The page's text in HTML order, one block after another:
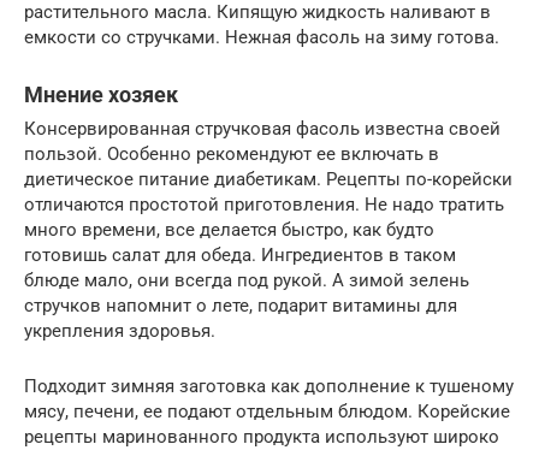
растительного масла. Кипящую жидкость наливают в
емкости со стручками. Нежная фасоль на зиму готова.
Мнение хозяек
Консервированная стручковая фасоль известна своей
пользой. Особенно рекомендуют ее включать в
диетическое питание диабетикам. Рецепты по-корейски
отличаются простотой приготовления. Не надо тратить
много времени, все делается быстро, как будто
готовишь салат для обеда. Ингредиентов в таком
блюде мало, они всегда под рукой. А зимой зелень
стручков напомнит о лете, подарит витамины для
укрепления здоровья.
Подходит зимняя заготовка как дополнение к тушеному
мясу, печени, ее подают отдельным блюдом. Корейские
рецепты маринованного продукта используют широко